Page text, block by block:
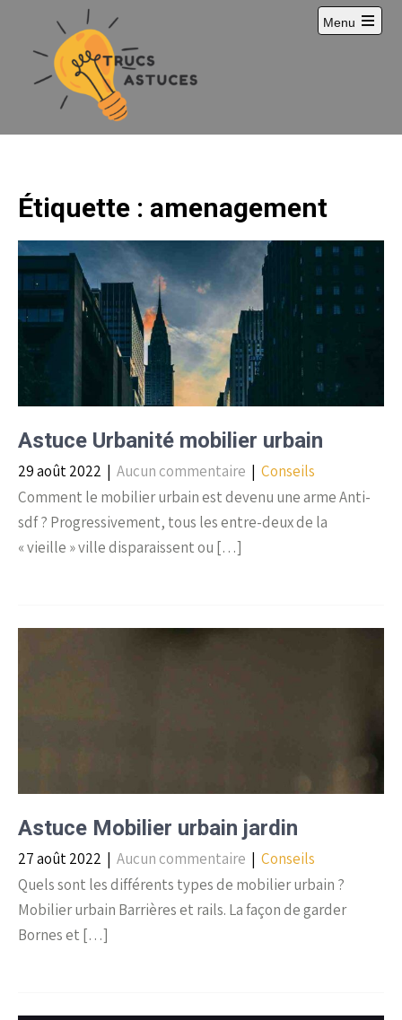
Menu
Étiquette : amenagement
Astuce Urbanité mobilier urbain
29 août 2022 | Aucun commentaire | Conseils
Comment le mobilier urbain est devenu une arme Anti-
sdf ? Progressivement, tous les entre-deux de la
« vieille » ville disparaissent ou […]
Astuce Mobilier urbain jardin
27 août 2022 | Aucun commentaire | Conseils
Quels sont les différents types de mobilier urbain ?
Mobilier urbain Barrières et rails. La façon de garder
Bornes et […]